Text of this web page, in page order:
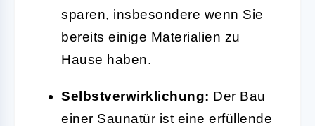
sparen, insbesondere wenn Sie
bereits einige Materialien zu
Hause haben.
Selbstverwirklichung: Der Bau
einer Saunatür ist eine erfüllende